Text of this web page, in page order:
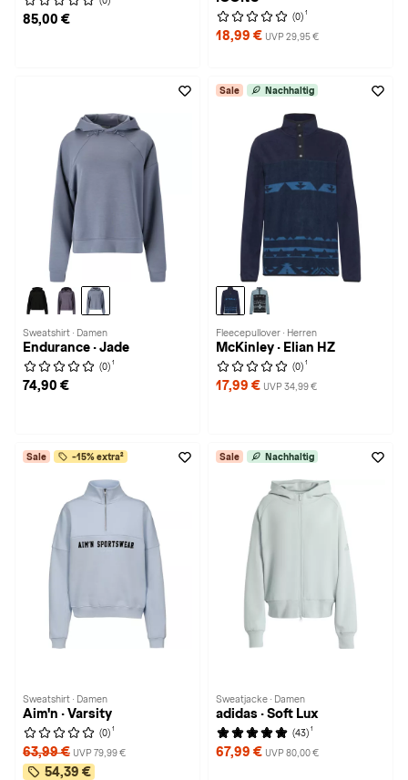
85,00 € (0) 1
18,99 € UVP 29,95 €
Sweatshirt · Damen
Endurance · Jade
(0) 1
74,90 €
Sale Nachhaltig
Fleecepullover · Herren
McKinley · Elian HZ
(0) 1
17,99 € UVP 34,99 €
Sale -15% extra²
Sweatshirt · Damen
Aim'n · Varsity
(0) 1
63,99 € UVP 79,99 €
54,39 €
Sale Nachhaltig
Sweatjacke · Damen
adidas · Soft Lux
(43) 1
67,99 € UVP 80,00 €